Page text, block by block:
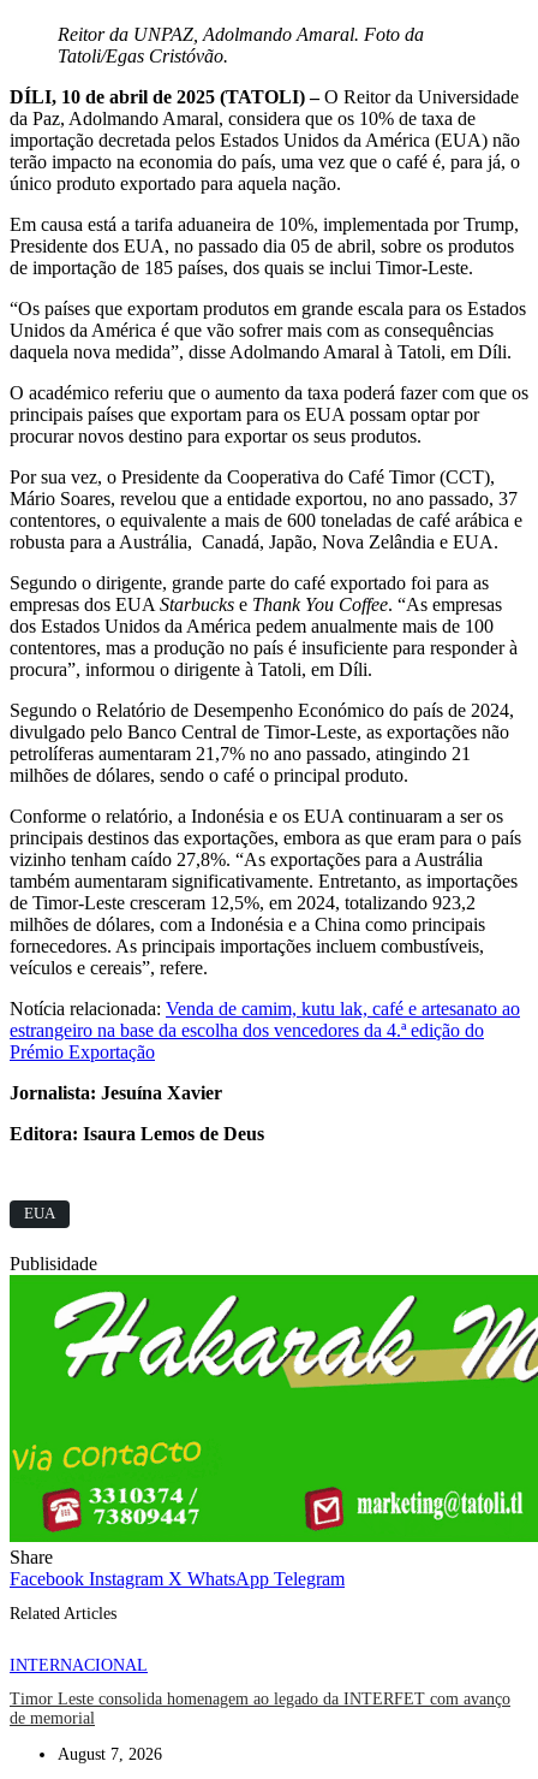
Reitor da UNPAZ, Adolmando Amaral. Foto da
Tatoli/Egas Cristóvão.
DÍLI, 10 de abril de 2025 (TATOLI) –O Reitor da Universidade
da Paz, Adolmando Amaral, considera que os 10% de taxa de
importação decretada pelos Estados Unidos da América (EUA) não
terão impacto na economia do país, uma vez que o café é, para já, o
único produto exportado para aquela nação.
Em causa está a tarifa aduaneira de 10%, implementada por Trump,
Presidente dos EUA, no passado dia 05 de abril, sobre os produtos
de importação de 185 países, dos quais se inclui Timor-Leste.
“Os países que exportam produtos em grande escala para os Estados
Unidos da América é que vão sofrer mais com as consequências
daquela nova medida”, disse Adolmando Amaral à Tatoli, em Díli.
O académico referiu que o aumento da taxa poderá fazer com que os
principais países que exportam para os EUA possam optar por
procurar novos destino para exportar os seus produtos.
Por sua vez, o Presidente da Cooperativa do Café Timor (CCT),
Mário Soares, revelou que a entidade exportou, no ano passado, 37
contentores, o equivalente a mais de 600 toneladas de café arábica e
robusta para a Austrália, Canadá, Japão, Nova Zelândia e EUA.
Segundo o dirigente, grande parte do café exportado foi para as
empresas dos EUA Starbucks e Thank You Coffee. “As empresas
dos Estados Unidos da América pedem anualmente mais de 100
contentores, mas a produção no país é insuficiente para responder à
procura”, informou o dirigente à Tatoli, em Díli.
Segundo o Relatório de Desempenho Económico do país de 2024,
divulgado pelo Banco Central de Timor-Leste, as exportações não
petrolíferas aumentaram 21,7% no ano passado, atingindo 21
milhões de dólares, sendo o café o principal produto.
Conforme o relatório, a Indonésia e os EUA continuaram a ser os
principais destinos das exportações, embora as que eram para o país
vizinho tenham caído 27,8%. “As exportações para a Austrália
também aumentaram significativamente. Entretanto, as importações
de Timor-Leste cresceram 12,5%, em 2024, totalizando 923,2
milhões de dólares, com a Indonésia e a China como principais
fornecedores. As principais importações incluem combustíveis,
veículos e cereais”, refere.
Notícia relacionada: Venda de camim, kutu lak, café e artesanato ao
estrangeiro na base da escolha dos vencedores da 4.ª edição do
Prémio Exportação
Jornalista: Jesuína Xavier
Editora: Isaura Lemos de Deus
EUA
Publisidade
Share
Facebook Instagram X WhatsApp Telegram
Related Articles
INTERNACIONAL
Timor Leste consolida homenagem ao legado da INTERFET com avanço
de memorial
August 7, 2026